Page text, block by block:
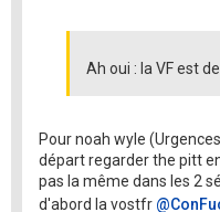
Ah oui : la VF est
Pour noah wyle
départ regarder the pitt
pas la même dans les 2
d'abord la vostfr